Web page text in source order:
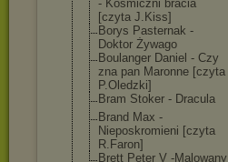
- Kosmiczni bracia
[czyta J.Kiss]
Borys Pasternak -
Doktor Żywago
Boulanger Daniel - Czy
zna pan Maronne [czyta
P.Oledzki]
Bram Stoker - Dracula
Brand Max -
Nieposkromieni [czyta
R.Faron]
Brett Peter V -Malowany